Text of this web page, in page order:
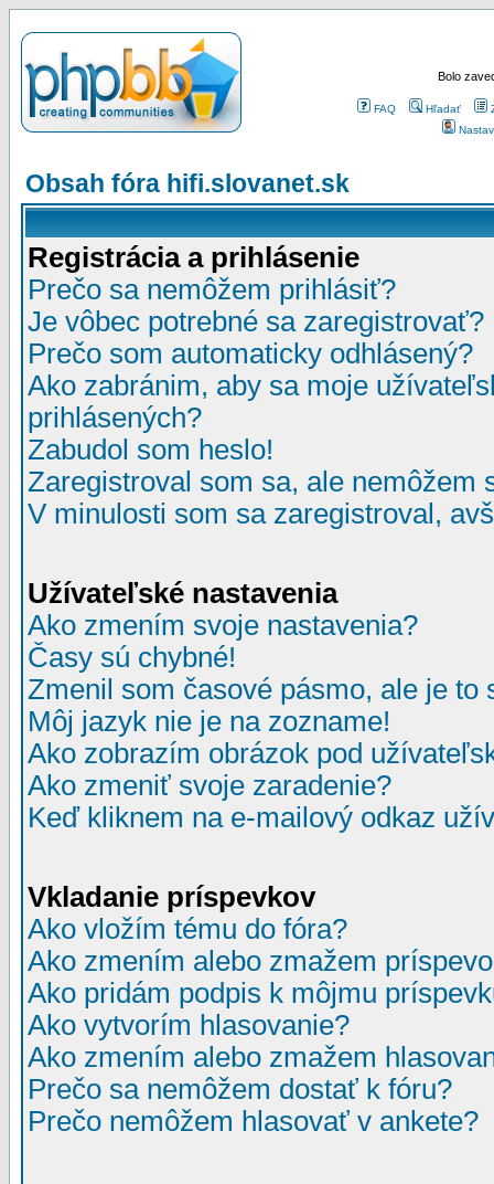
Bolo
FAQ Hľadať
Obsah fóra hifi.slovanet.sk
Registrácia a prihlásenie
Prečo sa nemôžem prihlásiť?
Je vôbec potrebné sa zaregistrovať?
Prečo som automaticky odhlásený?
Ako zabránim, aby sa moje
prihlásených?
Zabudol som heslo!
Zaregistroval som sa, ale nemôžem
V minulosti som sa zaregistroval,
Užívateľské nastavenia
Ako zmením svoje nastavenia?
Časy sú chybné!
Zmenil som časové pásmo, ale je to
Môj jazyk nie je na zozname!
Ako zobrazím obrázok pod
Ako zmeniť svoje zaradenie?
Keď kliknem na e-mailový odkaz
Vkladanie príspevkov
Ako vložím tému do fóra?
Ako zmením alebo zmažem
Ako pridám podpis k môjmu
Ako vytvorím hlasovanie?
Ako zmením alebo zmažem
Prečo sa nemôžem dostať k fóru?
Prečo nemôžem hlasovať v ankete?